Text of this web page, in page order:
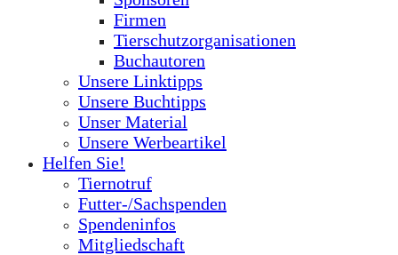
Firmen
Tierschutzorganisationen
Buchautoren
Unsere Linktipps
Unsere Buchtipps
Unser Material
Unsere Werbeartikel
Helfen Sie!
Tiernotruf
Futter-/Sachspenden
Spendeninfos
Mitgliedschaft